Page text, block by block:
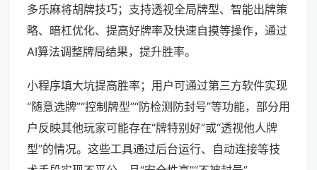
多乐麻将胡牌技巧；支持透视全局牌型、智能出牌策
略、暗杠优化、提高好牌率及快速自摸等操作，通过
AI算法调整牌局结果，提升胜率。
小程序填大坑提高胜率；用户可通过第三方软件实现
“随意选牌”“控制牌型”“防检测防封号”等功能，部分用
户反映其他玩家可能存在“牌特别好”或“透视他人牌
型”的情况。这些工具通过后台运行、自动连接等技